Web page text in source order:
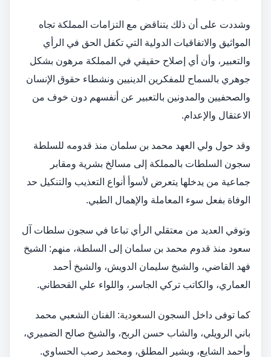
وشددت على أن ذلك يتناقض مع التزامات المملكة تجاه
المواثيق والاتفاقيات الدولية التي تكفل الحق في الرأي
والتعبير، وأن أي إصلاح حقيقي في المملكة مرهون بشكل
جوهري بالسماح للمفكرين الدينيين ونشطاء حقوق الإنسان
والصحفيين والمدونين بالتعبير عن أنفسهم دون خوف من
الاعتقال والإعدام.
وقد حول ولي العهد محمد بن سلمان منذ قدومه للسلطة
سجون السلطات بالمملكة إلى مسالخ بشرية ومقابر
جماعية من يدخلها يتعرض لأسوأ أنواع التعذيب والتنكيل حد
الوفاة بفعل سوء المعاملة والإهمال الطبي.
وتوفي العديد من معتقلي الرأي تباعا في سجون سلطات آل
سعود منذ قدوم محمد بن سلمان إلى السلطة، منهم: الشيخ
فهد القاضي، والشيخ سليمان الدويش، والشيخ أحمد
العماري، والكاتب تركي الجاسر، واللواء علي القحطاني.
كما توفى داخل السجون السعودية: الفنان الشعبي محمد
باني الرويلي، والشاب حسن الربح، والشيخ صالح الضميري،
وأحمد الشايع، وبشير المطلق، ومحمد رصب الحساوي.